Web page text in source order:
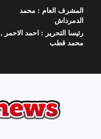
المحتوى
المشرف العام : محمد
الدمرداش
رئيسا التحرير : احمد الاحمر ,
محمد قطب